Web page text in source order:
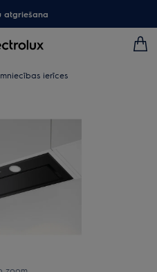
atgriešana
ierīces